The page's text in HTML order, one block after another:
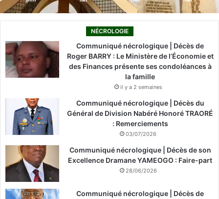
NÉCROLOGIE
Communiqué nécrologique | Décès de
Roger BARRY : Le Ministère de l’Économie et
des Finances présente ses condoléances à
la famille
il y a 2 semaines
Communiqué nécrologique | Décès du
Général de Division Nabéré Honoré TRAORÉ
: Remerciements
03/07/2026
Communiqué nécrologique | Décès de son
Excellence Dramane YAMEOGO : Faire-part
28/06/2026
Communiqué nécrologique | Décès de